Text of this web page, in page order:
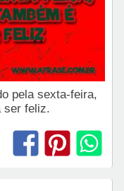
pela sexta-feira,
ser feliz.